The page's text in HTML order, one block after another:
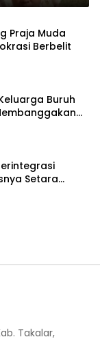
Praja Muda
Berbelit
Buruh
Setara
Takalar,